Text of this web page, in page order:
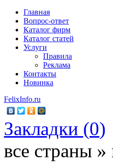
Главная
Вопрос-ответ
Каталог фирм
Каталог статей
Услуги
Правила
Реклама
Контакты
Новинка
FelixInfo.ru
Закладки (0)
все страны »